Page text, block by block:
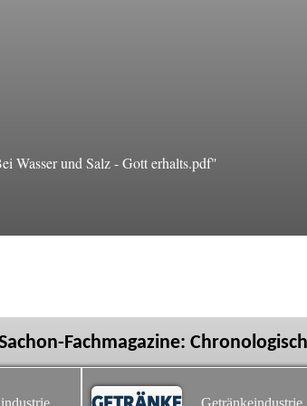
Wasser und Salz - Gott erhalts.pdf"
Fachmagazine:
Getränkeindustrie